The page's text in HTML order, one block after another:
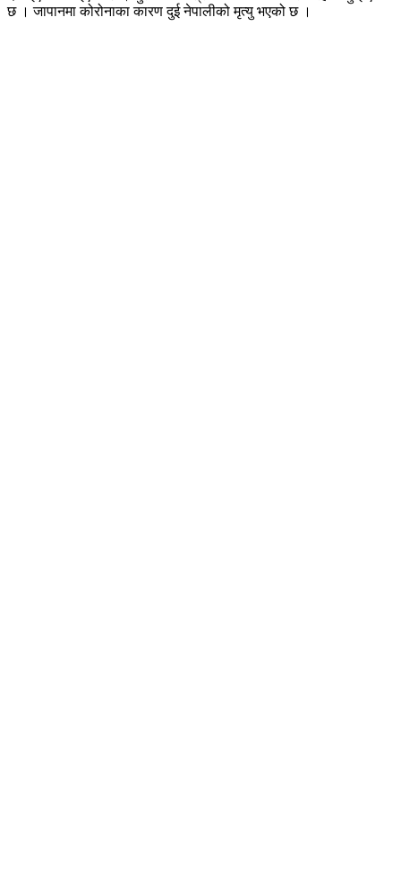
छ । जापानमा कोरोनाका कारण दुई नेपालीको मृत्यु भएको छ ।